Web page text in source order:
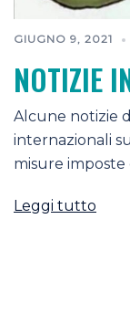
GIUGNO 9, 2021
NOTIZIE
Alcune notizie
internazionali
misure imposte
Leggi tutto